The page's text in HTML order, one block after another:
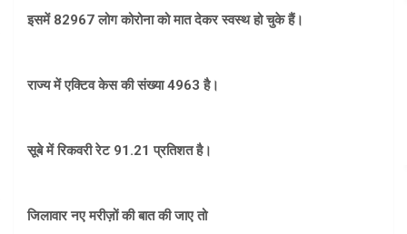
इसमें 82967 लोग कोरोना को मात देकर स्वस्थ हो चुके हैं।
राज्य में एक्टिव केस की संख्या 4963 है।
सूबे में रिकवरी रेट 91.21 प्रतिशत है।
जिलावार नए मरीज़ों की बात की जाए तो